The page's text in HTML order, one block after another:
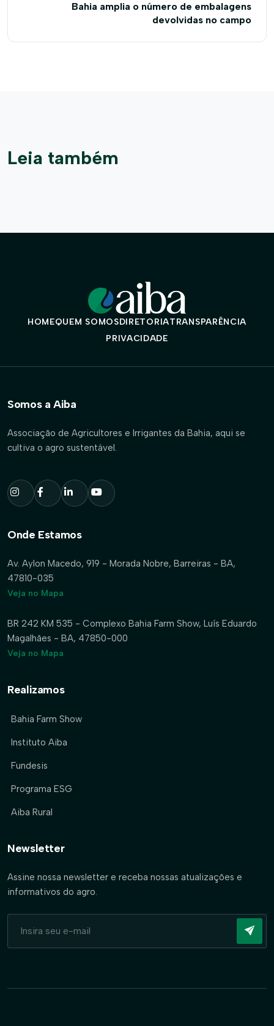
Bahia amplia o número de embalagens
devolvidas no campo
Leia também
HOMEQUEM SOMOSDIRETORIATRANSPARÊNCIA
PRIVACIDADE
Somos a Aiba
Associação de Agricultores e Irrigantes da Bahia, aqui se
cultiva o agro sustentável.
Onde Estamos
Av. Aylon Macedo, 919 - Morada Nobre, Barreiras - BA,
47810-035
Veja no Mapa
BR 242 KM 535 - Complexo Bahia Farm Show, Luís Eduardo
Magalhães - BA, 47850-000
Veja no Mapa
Realizamos
Bahia Farm Show
Instituto Aiba
Fundesis
Programa ESG
Aiba Rural
Newsletter
Assine nossa newsletter e receba nossas atualizações e
informativos do agro.